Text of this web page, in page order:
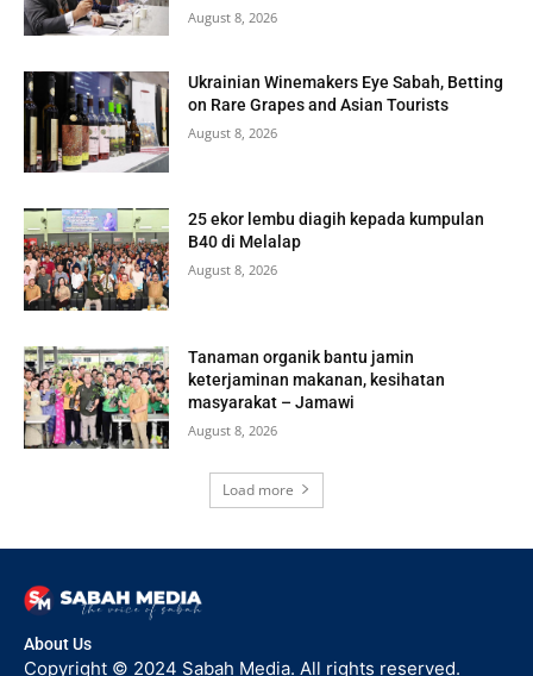
August 8, 2026
Ukrainian Winemakers Eye Sabah, Betting
on Rare Grapes and Asian Tourists
August 8, 2026
25 ekor lembu diagih kepada kumpulan
B40 di Melalap
August 8, 2026
Tanaman organik bantu jamin
keterjaminan makanan, kesihatan
masyarakat – Jamawi
August 8, 2026
Load more
About Us
Copyright © 2024 Sabah Media. All rights reserved.